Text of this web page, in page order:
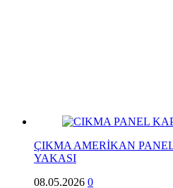
ÇIKMA AMERİKAN
YAKASI
08.05.2026 0